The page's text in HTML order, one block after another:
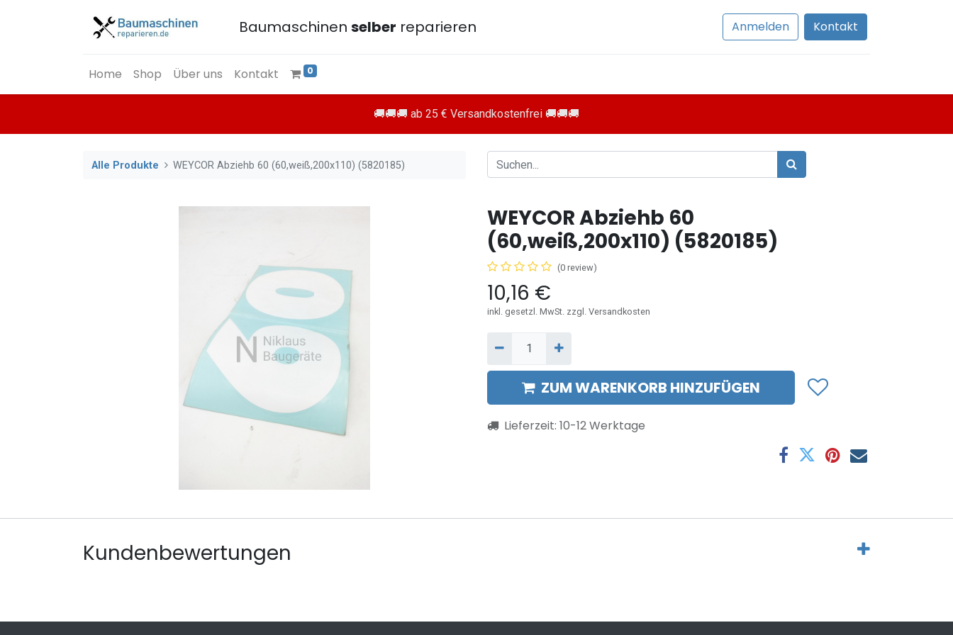
Baumaschinen selber reparieren Anmelden Kontakt
Home Shop Über uns Kontakt 0
🚚🚚🚚 ab 25 € Versandkostenfrei 🚚🚚🚚
Alle Produkte WEYCOR Abziehb 60 (60,weiß,200x110) (5820185)
WEYCOR Abziehb 60
(60,weiß,200x110) (5820185)
(0 review)
10,16 €
inkl. gesetzl. MwSt. zzgl. Versandkosten
ZUM WARENKORB HINZUFÜGEN
Lieferzeit: 10-12Werktage
Kundenbewertungen